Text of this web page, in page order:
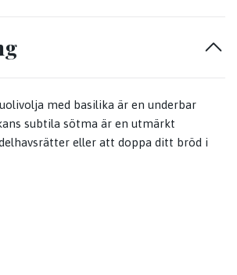
med basilika är en underbar
subtila sötma är en utmärkt
eller att doppa ditt bröd i